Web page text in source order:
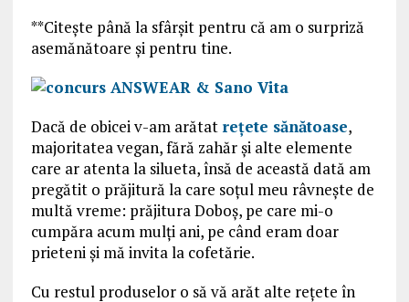
**Citește până la sfârșit pentru că am o surpriză
asemănătoare și pentru tine.
Dacă de obicei v-am arătat rețete sănătoase,
majoritatea vegan, fără zahăr și alte elemente
care ar atenta la silueta, însă de această dată am
pregătit o prăjitură la care soțul meu râvnește de
multă vreme: prăjitura Doboș, pe care mi-o
cumpăra acum mulți ani, pe când eram doar
prieteni și mă invita la cofetărie.
Cu restul produselor o să vă arăt alte rețete în